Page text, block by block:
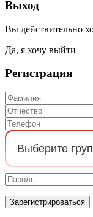
Выход
Вы действительно
Да, я хочу выйти
Регистрация
Зарегистрироваться